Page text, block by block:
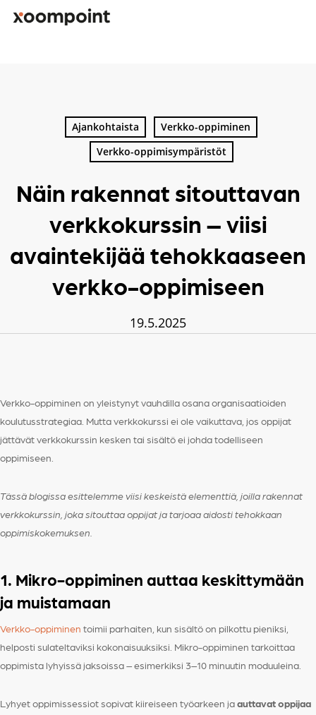
Ajankohtaista
Verkko-oppiminen
Verkko-oppimisympäristöt
Näin rakennat sitouttavan
verkkokurssin – viisi
avaintekijää tehokkaaseen
verkko-oppimiseen
19.5.2025
Verkko-oppiminen on yleistynyt vauhdilla osana organisaatioiden
koulutusstrategiaa. Mutta verkkokurssi ei ole vaikuttava, jos oppijat
jättävät verkkokurssin kesken tai sisältö ei johda todelliseen
oppimiseen.
Tässä blogissa esittelemme viisi keskeistä elementtiä, joilla rakennat
verkkokurssin, joka sitouttaa oppijat ja tarjoaa aidosti tehokkaan
oppimiskokemuksen.
1. Mikro-oppiminen auttaa keskittymään
ja muistamaan
Verkko-oppiminen toimii parhaiten, kun sisältö on pilkottu pieniksi,
helposti sulateltaviksi kokonaisuuksiksi. Mikro-oppiminen tarkoittaa
oppimista lyhyissä jaksoissa – esimerkiksi 3–10 minuutin moduuleina.
Lyhyet oppimissessiot sopivat kiireiseen työarkeen jaauttavat oppijaa